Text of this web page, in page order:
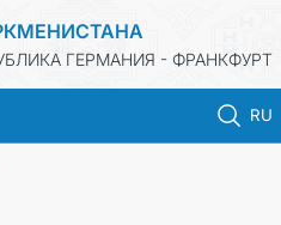
ГЕРМАНИЯ - ФРАНКФУРТ
RU